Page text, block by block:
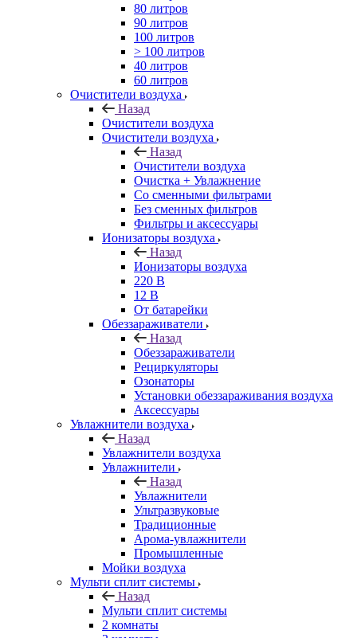
80 литров
90 литров
100 литров
> 100 литров
40 литров
60 литров
Очистители воздуха
Назад
Очистители воздуха
Очистители воздуха
Назад
Очистители воздуха
Очистка + Увлажнение
Cо сменными фильтрами
Без сменных фильтров
Фильтры и аксессуары
Ионизаторы воздуха
Назад
Ионизаторы воздуха
220 В
12 В
От батарейки
Обеззараживатели
Назад
Обеззараживатели
Рециркуляторы
Озонаторы
Установки обеззараживания воздуха
Аксессуары
Увлажнители воздуха
Назад
Увлажнители воздуха
Увлажнители
Назад
Увлажнители
Ультразвуковые
Традиционные
Арома-увлажнители
Промышленные
Мойки воздуха
Мульти сплит системы
Назад
Мульти сплит системы
2 комнаты